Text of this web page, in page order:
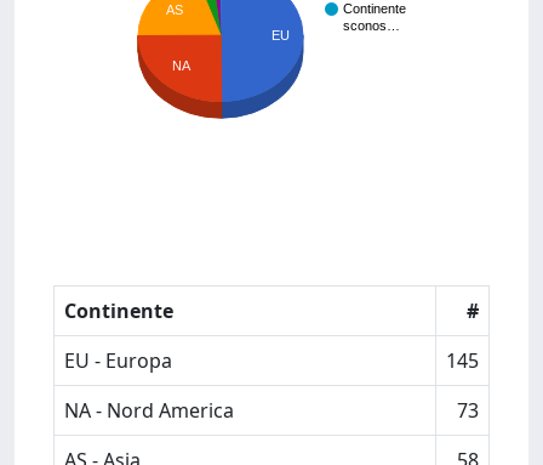
Continente
sconos…
EU
AS
NA
Continente
#
EU - Europa
145
NA - Nord America
73